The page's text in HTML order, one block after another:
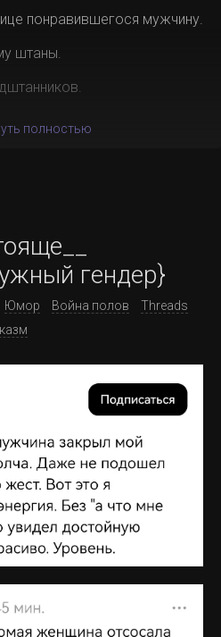
понравившегося мужчину.
штаны.
полностью
гендер}
Юмор Война полов
Threads